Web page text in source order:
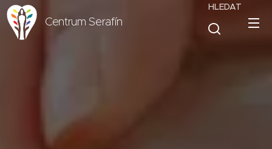
Centrum Serafín
HLEDAT